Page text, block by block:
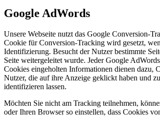
Google AdWords
Unsere Webseite nutzt das Google Conversion-
Cookie für Conversion-Tracking wird gesetzt,
Identifizierung. Besucht der Nutzer bestimmte
Seite weitergeleitet wurde. Jeder Google
Cookies eingeholten Informationen dienen dazu,
Nutzer, die auf ihre Anzeige geklickt haben und
identifizieren lassen.
Möchten Sie nicht am Tracking teilnehmen,
oder Ihren Browser so einstellen, dass Cookies